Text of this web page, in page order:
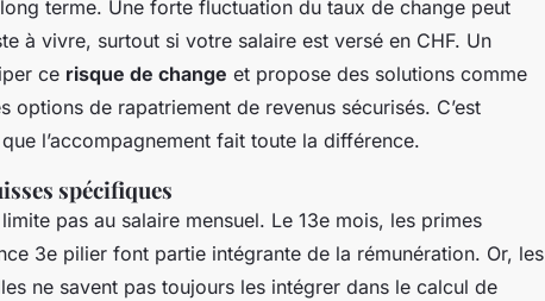
terme. Une forte fluctuation du taux de change peut
à vivre, surtout si votre salaire est versé en CHF. Un
ce risque de change et propose des solutions comme
options de rapatriement de revenus sécurisés. C’est
l’accompagnement fait toute la différence.
spécifiques
pas au salaire mensuel. Le 13e mois, les primes
3e pilier font partie intégrante de la rémunération. Or, les
ne savent pas toujours les intégrer dans le calcul de